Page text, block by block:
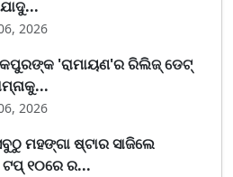
2026
'ରାମାୟଣ'ର ରିଲିଜ୍ ଡେଟ୍
2026
ମହଙ୍ଗା ଷ୍ଟାର ସାଜିଲେ
ଟପ୍‌ ୧୦ରେ ର...